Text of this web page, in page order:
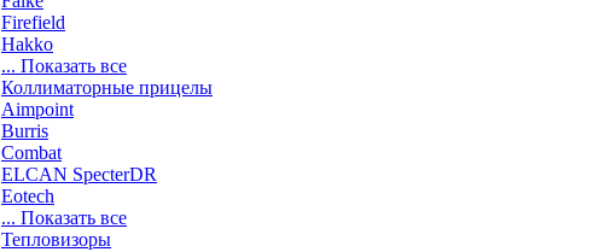
Firefield
Hakko
... Показать все
Коллиматорные прицелы
Aimpoint
Burris
Combat
ELCAN SpecterDR
Eotech
... Показать все
Тепловизоры